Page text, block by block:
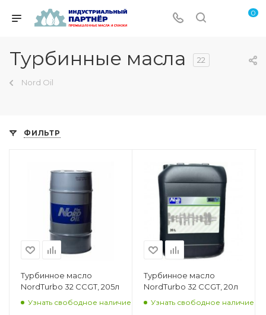
0
Турбинные масла 22
Nord Oil
ФИЛЬТР
Турбинное масло
NordTurbo 32 CCGT, 205л
Узнать свободное наличие
Турбинное масло
NordTurbo 32 CCGT, 20л
Узнать свободное наличие